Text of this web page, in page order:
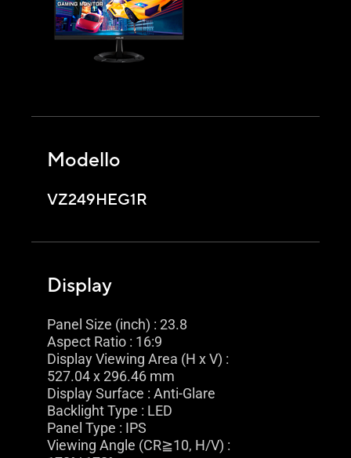
Modello
VZ249HEG1R
Display
Panel Size (inch) : 23.8
Aspect Ratio : 16:9
Display Viewing Area (H x V) :
527.04 x 296.46 mm
Display Surface : Anti-Glare
Backlight Type : LED
Panel Type : IPS
Viewing Angle (CR≧10, H/V) :